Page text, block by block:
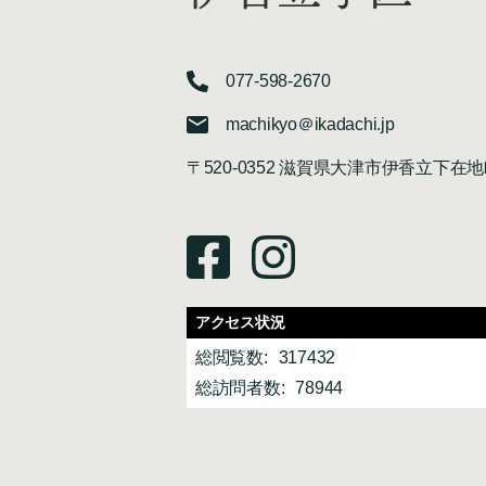
077-598-2670
machikyo＠ikadachi.jp
〒520-0352 滋賀県大津市伊香立下在
アクセス状況
総閲覧数:
317432
総訪問者数:
78944